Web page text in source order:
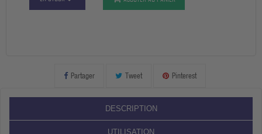
Partager Tweet Pinterest
DESCRIPTION